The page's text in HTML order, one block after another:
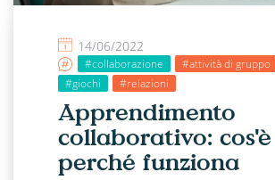
14/06/2022
#collaborazione
#attività di gruppo
#giochi
#relazioni
Apprendimento
collaborativo:
perché funziona